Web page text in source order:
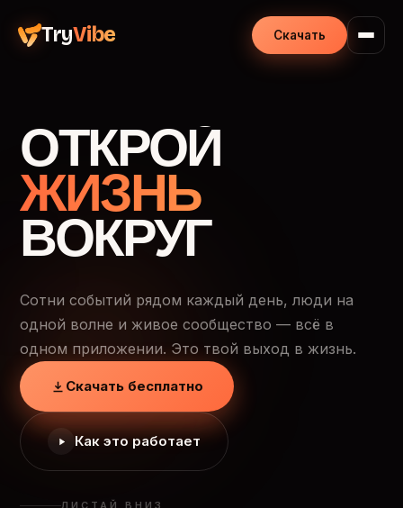
TryVibe Скачать
ОТКРОЙ
ЖИЗНЬ
ВОКРУГ
Сотни событий рядом каждый день, люди на
одной волне и живое сообщество — всё в
одном приложении. Это твой выход в жизнь.
Скачать бесплатно
Как это работает
ЛИСТАЙ ВНИЗ